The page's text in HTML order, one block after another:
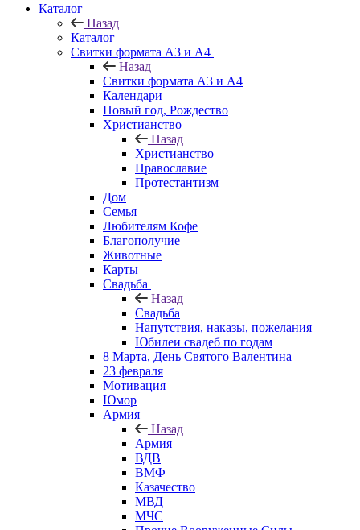
Каталог
Назад
Каталог
Свитки формата А3 и А4
Назад
Свитки формата А3 и А4
Календари
Новый год, Рождество
Христианство
Назад
Христианство
Православие
Протестантизм
Дом
Семья
Любителям Кофе
Благополучие
Животные
Карты
Свадьба
Назад
Свадьба
Напутствия, наказы, пожелания
Юбилеи свадеб по годам
8 Марта, День Святого Валентина
23 февраля
Мотивация
Юмор
Армия
Назад
Армия
ВДВ
ВМФ
Казачество
МВД
МЧС